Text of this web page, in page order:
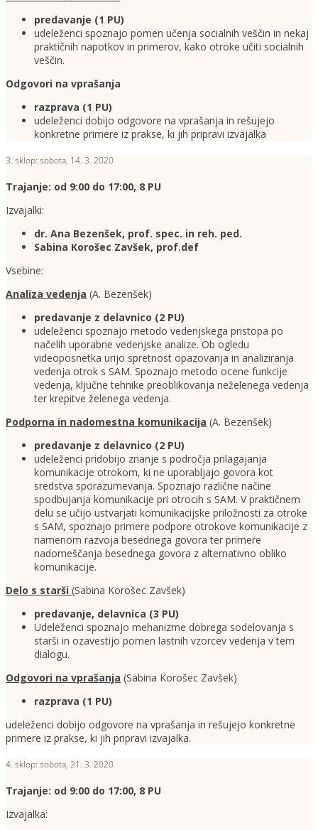
predavanje (1 PU)
udeleženci spoznajo pomen učenja socialnih veščin in nekaj
praktičnih napotkov in primerov, kako otroke učiti socialnih
veščin.
Odgovori na vprašanja
razprava (1 PU)
udeleženci dobijo odgovore na vprašanja in rešujejo
konkretne primere iz prakse, ki jih pripravi izvajalka
3. sklop: sobota, 14. 3. 2020
Trajanje: od 9:00 do 17:00, 8 PU
Izvajalki:
dr. Ana Bezenšek, prof. spec. in reh. ped.
Sabina Korošec Zavšek, prof.def
Vsebine:
Analiza vedenja (A. Bezenšek)
predavanje z delavnico (2 PU)
udeleženci spoznajo metodo vedenjskega pristopa po
načelih uporabne vedenjske analize. Ob ogledu
videoposnetka urijo spretnost opazovanja in analiziranja
vedenja otrok s SAM. Spoznajo metodo ocene funkcije
vedenja, ključne tehnike preoblikovanja neželenega vedenja
ter krepitve želenega vedenja.
Podporna in nadomestna komunikacija (A. Bezenšek)
predavanje z delavnico (2 PU)
udeleženci pridobijo znanje s področja prilagajanja
komunikacije otrokom, ki ne uporabljajo govora kot
sredstva sporazumevanja. Spoznajo različne načine
spodbujanja komunikacije pri otrocih s SAM. V praktičnem
delu se učijo ustvarjati komunikacijske priložnosti za otroke
s SAM, spoznajo primere podpore otrokove komunikacije z
namenom razvoja besednega govora ter primere
nadomeščanja besednega govora z alternativno obliko
komunikacije.
Delo s starši (Sabina Korošec Zavšek)
predavanje, delavnica (3 PU)
Udeleženci spoznajo mehanizme dobrega sodelovanja s
starši in ozavestijo pomen lastnih vzorcev vedenja v tem
dialogu.
Odgovori na vprašanja (Sabina Korošec Zavšek)
razprava (1 PU)
udeleženci dobijo odgovore na vprašanja in rešujejo konkretne
primere iz prakse, ki jih pripravi izvajalka.
4. sklop: sobota, 21. 3. 2020
Trajanje: od 9:00 do 17:00, 8 PU
Izvajalka: